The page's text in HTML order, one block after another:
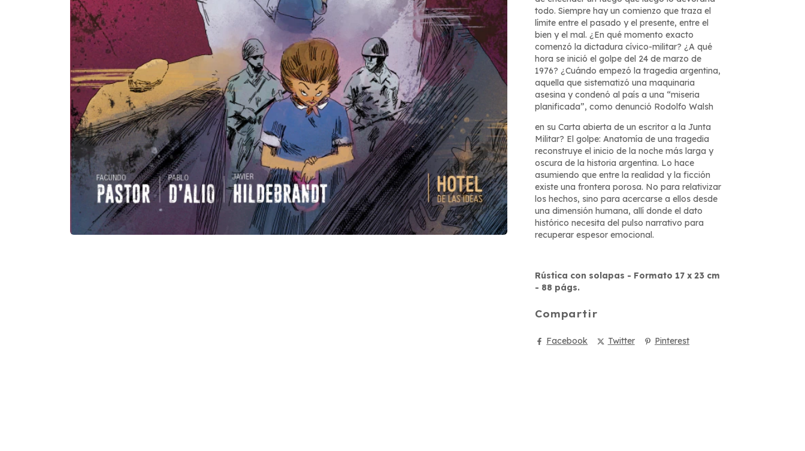
todo. Siempre hay un comienzo que traza el
límite entre el pasado y el presente, entre el
bien y el mal. ¿En qué momento exacto
comenzó la dictadura cívico-militar? ¿A qué
hora se inició el golpe del 24 de marzo de
1976? ¿Cuándo empezó la tragedia argentina,
aquella que sistematizó una maquinaria
asesina y condenó al país a una “miseria
planificada”, como denunció Rodolfo Walsh
en su Carta abierta de un escritor a la Junta
Militar? El golpe: Anatomía de una tragedia
reconstruye el inicio de la noche más larga y
oscura de la historia argentina. Lo hace
asumiendo que entre la realidad y la ficción
existe una frontera porosa. No para relativizar
los hechos, sino para acercarse a ellos desde
una dimensión humana, allí donde el dato
histórico necesita del pulso narrativo para
recuperar espesor emocional.
Rústica con solapas - Formato 17 x 23 cm
- 88 págs.
Compartir
Facebook Twitter Pinterest